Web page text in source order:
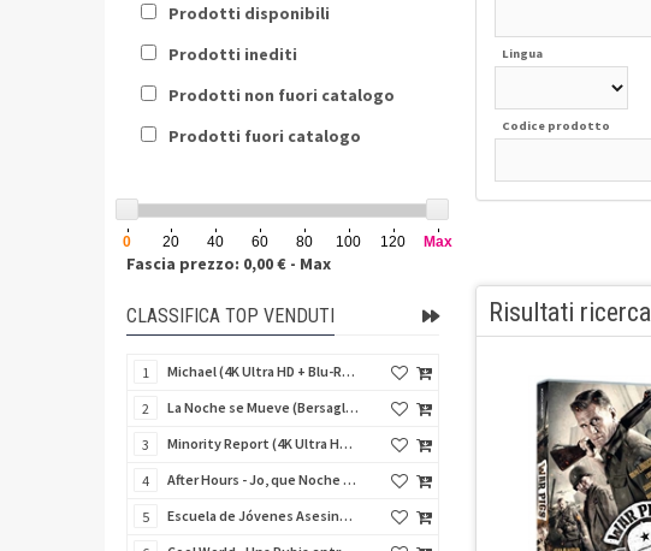
Lingua
Codice prodotto
Risultati ricerca
Prodotti disponibili
Prodotti inediti
Prodotti non fuori catalogo
Prodotti fuori catalogo
0 20 40 60 80 100 120 Max
Fascia prezzo: 0,00 € - Max
CLASSIFICA TOP VENDUTI
1 Michael (4K Ultra HD + Blu-Ray Disc - SteelBook)
2 La Noche se Mueve (Bersaglio di notte) (Import Spain) (Blu-Ray Disc)
3 Minority Report (4K Ultra HD + Blu-Ray Disc - SteelBook)
4 After Hours - Jo, que Noche (Fuori orario) (Import Spain) (Blu-Ray Disc)
5 Escuela de Jóvenes Asesinos (Schegge di follia) (Import Spain) (Blu-Ray Disc)